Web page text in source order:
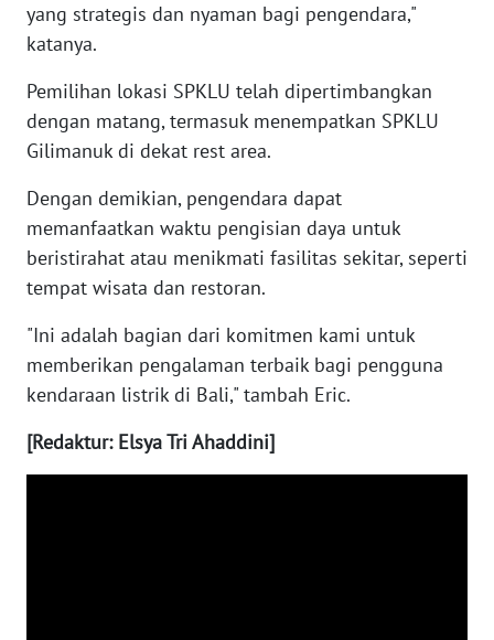
yang strategis dan nyaman bagi pengendara,"
katanya.
Pemilihan lokasi SPKLU telah dipertimbangkan
dengan matang, termasuk menempatkan SPKLU
Gilimanuk di dekat rest area.
Dengan demikian, pengendara dapat
memanfaatkan waktu pengisian daya untuk
beristirahat atau menikmati fasilitas sekitar, seperti
tempat wisata dan restoran.
"Ini adalah bagian dari komitmen kami untuk
memberikan pengalaman terbaik bagi pengguna
kendaraan listrik di Bali," tambah Eric.
[Redaktur: Elsya Tri Ahaddini]
WN
WN
SULBAR
WN
BABEL
WN
WN
SUMSEL
WN
BENGKULU